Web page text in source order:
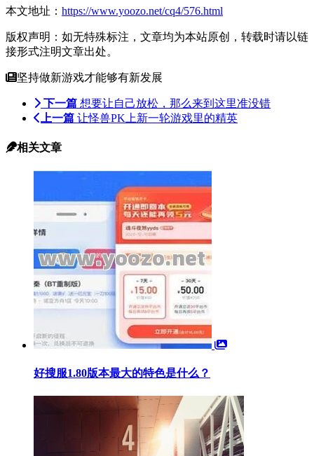
本文地址： https://www.yoozo.net/cq4/576.html
版权声明：如无特殊标注，文章均为本站原创，转载时请以链
接形式注明文章出处。
坚持做新游戏才能够有新发展
下一篇 想要让自己放松，那么来到这里准没错
上一篇 让怪兽PK上新一轮游戏里的精英
相关文章
好搜服1.80版本最大的特色是什么？